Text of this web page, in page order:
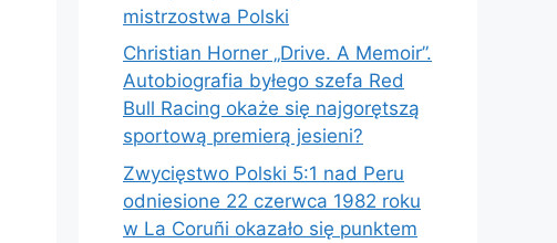
mistrzostwa Polski
Christian Horner „Drive. A Memoir”.
Autobiografia byłego szefa Red
Bull Racing okaże się najgorętszą
sportową premierą jesieni?
Zwycięstwo Polski 5:1 nad Peru
odniesione 22 czerwca 1982 roku
w La Coruñi okazało się punktem